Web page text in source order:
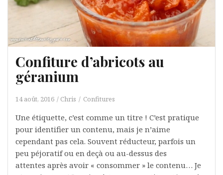
Confiture d’abricots au
géranium
14 août, 2016 Chris Confitures
Une étiquette, c’est comme un titre ! C’est pratique
pour identifier un contenu, mais je n’aime
cependant pas cela. Souvent réducteur, parfois un
peu péjoratif ou en deçà ou au-dessus des
attentes après avoir « consommer » le contenu… Je